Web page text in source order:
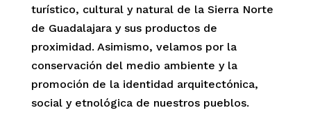
turístico, cultural y natural de la Sierra Norte
de Guadalajara y sus productos de
proximidad. Asimismo, velamos por la
conservación del medio ambiente y la
promoción de la identidad arquitectónica,
social y etnológica de nuestros pueblos.